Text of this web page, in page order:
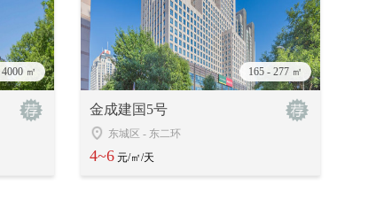
㎡ 165 - 277 ㎡
金成建国5号
东城区 - 东二环
4~6 元/㎡/天